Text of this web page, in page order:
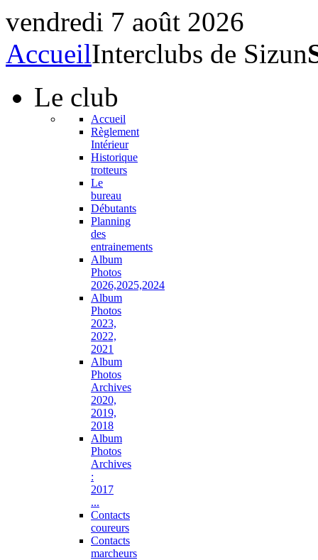
vendredi 7 août 2026
AccueilInterclubs de Sizun
Le club
Accueil
Règlement
Intérieur
Historique
trotteurs
Le
bureau
Débutants
Planning
des
entrainements
Album
Photos
2026,2025,2024
Album
Photos
2023,
2022,
2021
Album
Photos
Archives
2020,
2019,
2018
Album
Photos
Archives
:
2017
...
Contacts
coureurs
Contacts
marcheurs